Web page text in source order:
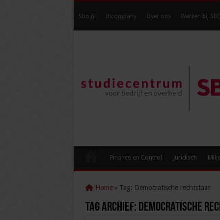
Sbo.nl Incompany Over ons Werken bij
Finance en Control Juridisch
Home » Tag: Democratische rechtstaat
Tag Archief: Democratische